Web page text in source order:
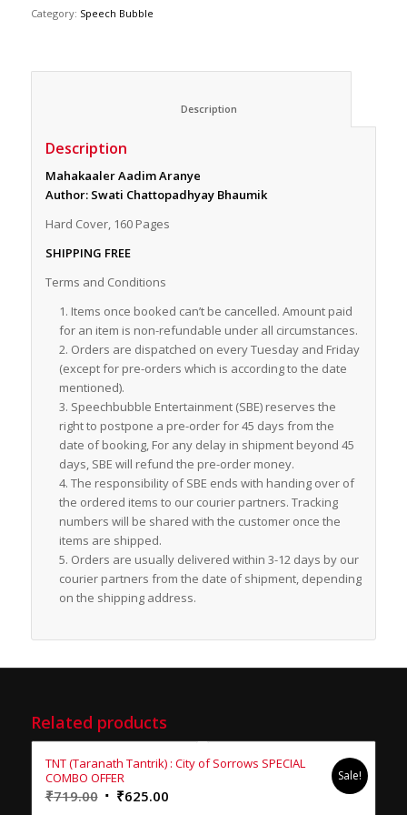
Category: Speech Bubble
Description
Mahakaaler Aadim Aranye
Author: Swati Chattopadhyay Bhaumik
Hard Cover, 160 Pages
SHIPPING FREE
Terms and Conditions
Items once booked can’t be cancelled. Amount paid
for an item is non-refundable under all circumstances.
Orders are dispatched on every Tuesday and Friday
(except for pre-orders which is according to the date
mentioned).
Speechbubble Entertainment (SBE) reserves the
right to postpone a pre-order for 45 days from the
date of booking, For any delay in shipment beyond 45
days, SBE will refund the pre-order money.
The responsibility of SBE ends with handing over of
the ordered items to our courier partners. Tracking
numbers will be shared with the customer once the
items are shipped.
Orders are usually delivered within 3-12 days by our
courier partners from the date of shipment, depending
on the shipping address.
Related products
TNT (Taranath Tantrik) : City of Sorrows SPECIAL
COMBO OFFER
₹719.00 Original
₹625.00Current
Sale!